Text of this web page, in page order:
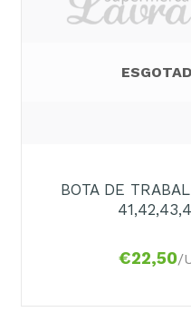
BOTA DE
€22,50/